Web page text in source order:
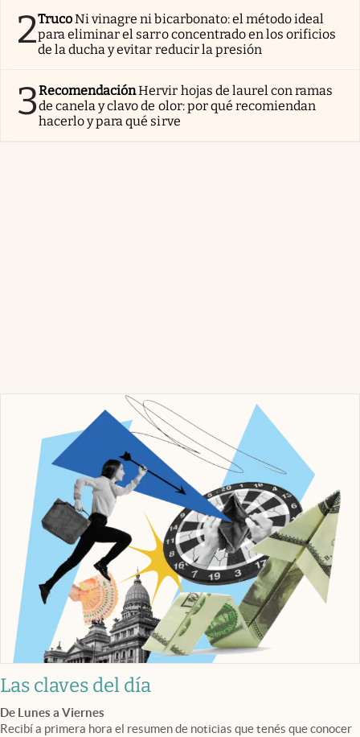
2TrucoNi vinagre ni bicarbonato: el método ideal
para eliminar el sarro concentrado en los orificios
de la ducha y evitar reducir la presión
3RecomendaciónHervir hojas de laurel con ramas
de canela y clavo de olor: por qué recomiendan
hacerlo y para qué sirve
Las claves del día
De Lunes a Viernes
Recibí a primera hora el resumen de noticias que tenés que conocer